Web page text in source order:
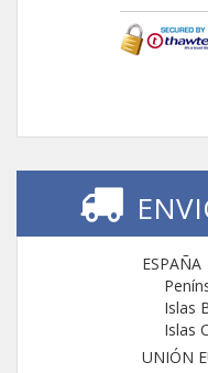
ESPAÑA
Islas
Islas
UNIÓN